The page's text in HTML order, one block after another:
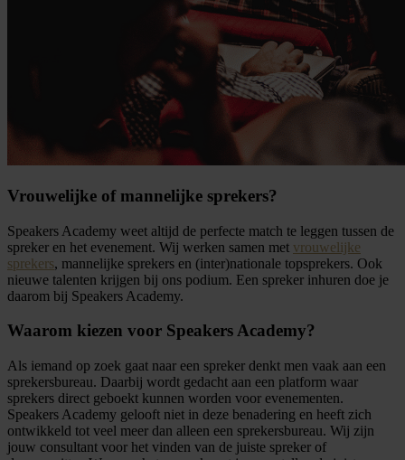
Vrouwelijke of mannelijke sprekers?
Speakers Academy weet altijd de perfecte match te leggen tussen de
spreker en het evenement. Wij werken samen met vrouwelijke
sprekers, mannelijke sprekers en (inter)nationale topsprekers. Ook
nieuwe talenten krijgen bij ons podium. Een spreker inhuren doe je
daarom bij Speakers Academy.
Waarom kiezen voor Speakers Academy?
Als iemand op zoek gaat naar een spreker denkt men vaak aan een
sprekersbureau. Daarbij wordt gedacht aan een platform waar
sprekers direct geboekt kunnen worden voor evenementen.
Speakers Academy gelooft niet in deze benadering en heeft zich
ontwikkeld tot veel meer dan alleen een sprekersbureau. Wij zijn
jouw consultant voor het vinden van de juiste spreker of